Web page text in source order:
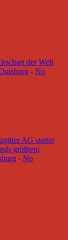
der Welt
- No
AG startet
größtem
- No